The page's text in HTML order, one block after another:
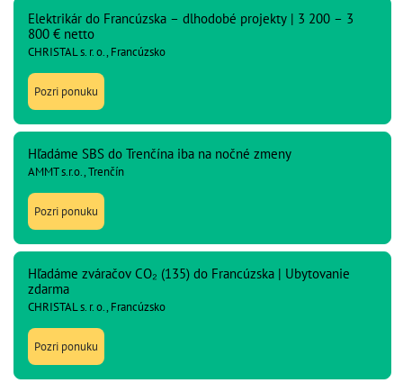
Elektrikár do Francúzska – dlhodobé projekty | 3 200 – 3
800 € netto
CHRISTAL s. r. o., Francúzsko
Pozri ponuku
Hľadáme SBS do Trenčína iba na nočné zmeny
AMMT s.r.o., Trenčín
Pozri ponuku
Hľadáme zváračov CO₂ (135) do Francúzska | Ubytovanie
zdarma
CHRISTAL s. r. o., Francúzsko
Pozri ponuku